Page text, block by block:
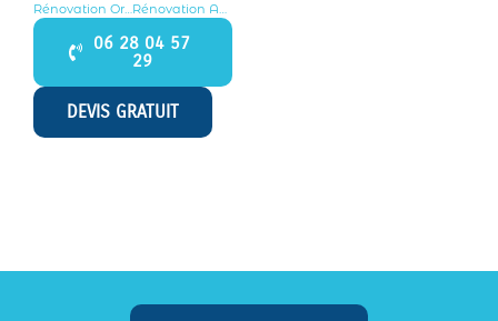
Rénovation Orphin 78125 Rénovation Aulnay sur Mauldre 78126
06 28 04 57
29
DEVIS GRATUIT